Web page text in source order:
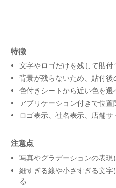
特徴
文字やロゴだけを残して貼付
背景が残らないため、貼付
色付きシートから近い色を選
アプリケーション付きで位置
ロゴ表示、社名表示、店舗サ
注意点
写真やグラデーションの表現
細すぎる線や小さすぎる文
る